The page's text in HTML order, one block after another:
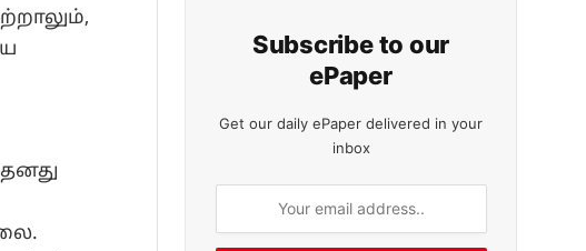
Subscribe to our
ePaper
Get our daily ePaper delivered in your
inbox